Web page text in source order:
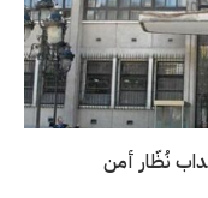
نُظّار أمن